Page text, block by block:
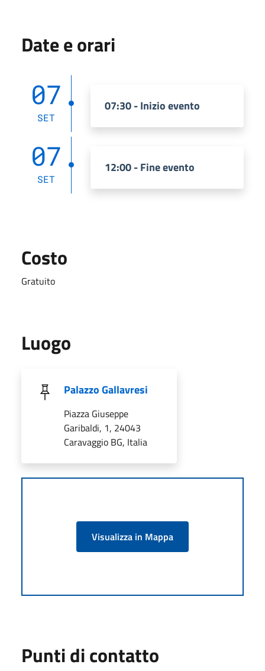
Date e orari
07
SET
07:30 - Inizio evento
07
SET
12:00 - Fine evento
Costo
Gratuito
Luogo
Palazzo Gallavresi
Piazza Giuseppe
Garibaldi, 1, 24043
Caravaggio BG, Italia
Visualizza in Mappa
Punti di contatto